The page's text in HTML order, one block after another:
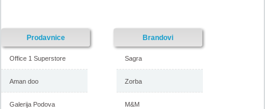
Prodavnice
Office 1 Superstore
Aman doo
Galerija Podova
Brandovi
Sagra
Zorba
M&M